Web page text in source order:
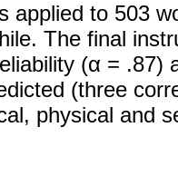
applied to 503
The final
(α = .87)
(three
physical and